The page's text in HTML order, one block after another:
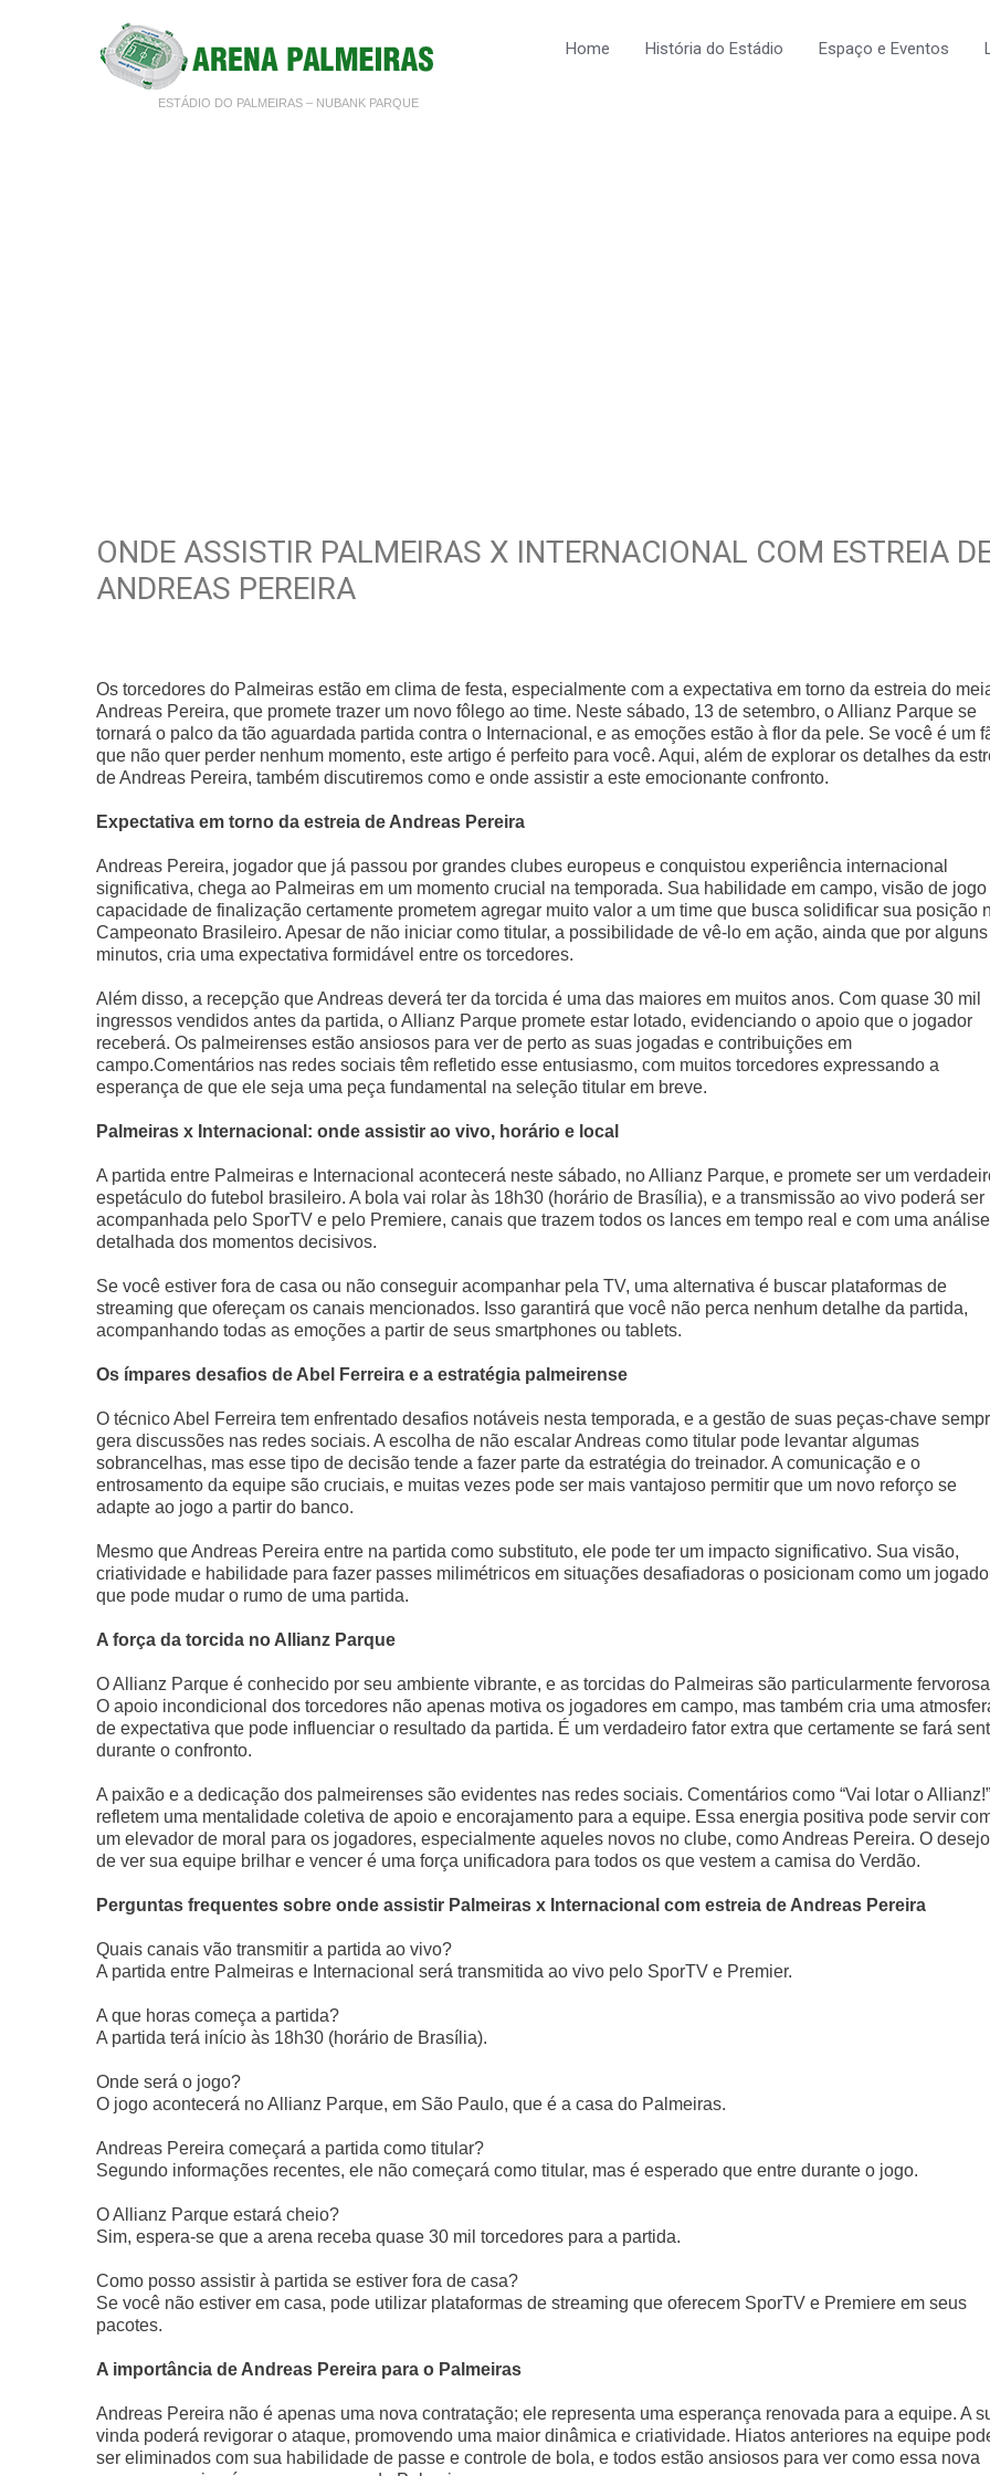
ESTÁDIO DO PALMEIRAS – NUBANK PARQUE
Home História do Estádio Espaço e Eventos
ONDE ASSISTIR PALMEIRAS X INTERNACIONAL COM ESTREIA
ANDREAS PEREIRA
Os torcedores do Palmeiras estão em clima de festa, especialmente com a expectativa em torno da estreia do
Andreas Pereira, que promete trazer um novo fôlego ao time. Neste sábado, 13 de setembro, o Allianz Parque se
tornará o palco da tão aguardada partida contra o Internacional, e as emoções estão à flor da pele. Se você é um
que não quer perder nenhum momento, este artigo é perfeito para você. Aqui, além de explorar os detalhes da
de Andreas Pereira, também discutiremos como e onde assistir a este emocionante confronto.
Expectativa em torno da estreia de Andreas Pereira
Andreas Pereira, jogador que já passou por grandes clubes europeus e conquistou experiência internacional
significativa, chega ao Palmeiras em um momento crucial na temporada. Sua habilidade em campo, visão de jogo
capacidade de finalização certamente prometem agregar muito valor a um time que busca solidificar sua posição
Campeonato Brasileiro. Apesar de não iniciar como titular, a possibilidade de vê-lo em ação, ainda que por alguns
minutos, cria uma expectativa formidável entre os torcedores.
Além disso, a recepção que Andreas deverá ter da torcida é uma das maiores em muitos anos. Com quase 30 mil
ingressos vendidos antes da partida, o Allianz Parque promete estar lotado, evidenciando o apoio que o jogador
receberá. Os palmeirenses estão ansiosos para ver de perto as suas jogadas e contribuições em
campo.Comentários nas redes sociais têm refletido esse entusiasmo, com muitos torcedores expressando a
esperança de que ele seja uma peça fundamental na seleção titular em breve.
Palmeiras x Internacional: onde assistir ao vivo, horário e local
A partida entre Palmeiras e Internacional acontecerá neste sábado, no Allianz Parque, e promete ser um
espetáculo do futebol brasileiro. A bola vai rolar às 18h30 (horário de Brasília), e a transmissão ao vivo poderá ser
acompanhada pelo SporTV e pelo Premiere, canais que trazem todos os lances em tempo real e com uma análise
detalhada dos momentos decisivos.
Se você estiver fora de casa ou não conseguir acompanhar pela TV, uma alternativa é buscar plataformas de
streaming que ofereçam os canais mencionados. Isso garantirá que você não perca nenhum detalhe da partida,
acompanhando todas as emoções a partir de seus smartphones ou tablets.
Os ímpares desafios de Abel Ferreira e a estratégia palmeirense
O técnico Abel Ferreira tem enfrentado desafios notáveis nesta temporada, e a gestão de suas peças-chave
gera discussões nas redes sociais. A escolha de não escalar Andreas como titular pode levantar algumas
sobrancelhas, mas esse tipo de decisão tende a fazer parte da estratégia do treinador. A comunicação e o
entrosamento da equipe são cruciais, e muitas vezes pode ser mais vantajoso permitir que um novo reforço se
adapte ao jogo a partir do banco.
Mesmo que Andreas Pereira entre na partida como substituto, ele pode ter um impacto significativo. Sua visão,
criatividade e habilidade para fazer passes milimétricos em situações desafiadoras o posicionam como um
que pode mudar o rumo de uma partida.
A força da torcida no Allianz Parque
O Allianz Parque é conhecido por seu ambiente vibrante, e as torcidas do Palmeiras são particularmente
O apoio incondicional dos torcedores não apenas motiva os jogadores em campo, mas também cria uma
de expectativa que pode influenciar o resultado da partida. É um verdadeiro fator extra que certamente se fará
durante o confronto.
A paixão e a dedicação dos palmeirenses são evidentes nas redes sociais. Comentários como “Vai lotar o Allianz!”
refletem uma mentalidade coletiva de apoio e encorajamento para a equipe. Essa energia positiva pode servir
um elevador de moral para os jogadores, especialmente aqueles novos no clube, como Andreas Pereira. O desejo
de ver sua equipe brilhar e vencer é uma força unificadora para todos os que vestem a camisa do Verdão.
Perguntas frequentes sobre onde assistir Palmeiras x Internacional com estreia de Andreas Pereira
Quais canais vão transmitir a partida ao vivo?
A partida entre Palmeiras e Internacional será transmitida ao vivo pelo SporTV e Premier.
A que horas começa a partida?
A partida terá início às 18h30 (horário de Brasília).
Onde será o jogo?
O jogo acontecerá no Allianz Parque, em São Paulo, que é a casa do Palmeiras.
Andreas Pereira começará a partida como titular?
Segundo informações recentes, ele não começará como titular, mas é esperado que entre durante o jogo.
O Allianz Parque estará cheio?
Sim, espera-se que a arena receba quase 30 mil torcedores para a partida.
Como posso assistir à partida se estiver fora de casa?
Se você não estiver em casa, pode utilizar plataformas de streaming que oferecem SporTV e Premiere em seus
pacotes.
A importância de Andreas Pereira para o Palmeiras
Andreas Pereira não é apenas uma nova contratação; ele representa uma esperança renovada para a equipe. A
vinda poderá revigorar o ataque, promovendo uma maior dinâmica e criatividade. Hiatos anteriores na equipe
ser eliminados com sua habilidade de passe e controle de bola, e todos estão ansiosos para ver como essa nova